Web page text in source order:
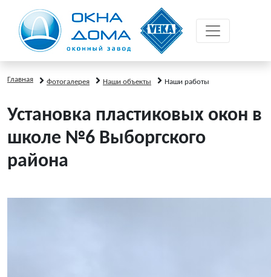
Главная Фотогалерея Наши объекты Наши работы
Установка пластиковых окон в
школе №6 Выборгского
района